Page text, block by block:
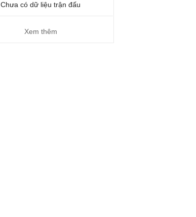
Chưa có dữ liệu trận đấu
Xem thêm